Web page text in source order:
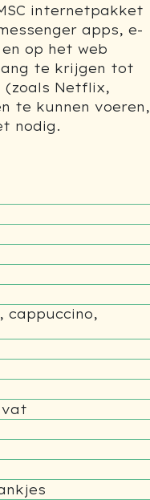
internetpakket
apps, e-
op het web
te krijgen tot
(zoals Netflix,
te kunnen voeren,
nodig.
cappuccino,
vat